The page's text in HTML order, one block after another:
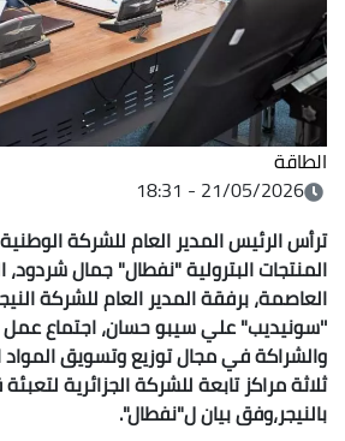
الطاقة
21/05/2026 - 18:31
ترأس الرئيس المدير العام للشركة الوطنية
المنتجات البترولية "نفطال" جمال شردود،
العاصمة، برفقة المدير العام للشركة
''سونيديب" علي سيبو حسان، اجتماع عمل
والشراكة في مجال توزيع وتسويق المواد
ثلاثة مراكز تابعة للشركة الجزائرية لتعبئة
بالنيجر،وفق بيان ل"نفطال".